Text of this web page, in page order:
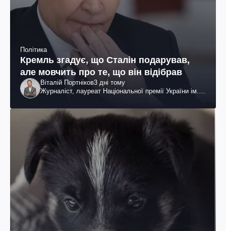
Політика
Кремль згадує, що Сталін подарував,
але мовчить про те, що він відібрав
Віталій Портніков3 дні тому
Журналіст, лауреат Національної премії України ім.